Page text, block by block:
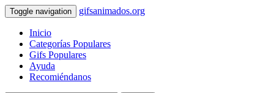
Toggle navigation gifsanimados.org
Inicio
Categorías Populares
Gifs Populares
Ayuda
Recomiéndanos